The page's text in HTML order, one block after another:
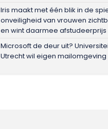
Iris maakt met één blik in de
onveiligheid van vrouwen
en wint daarmee afstudeerprijs
Microsoft de deur uit?
Utrecht wil eigen mailomgeving